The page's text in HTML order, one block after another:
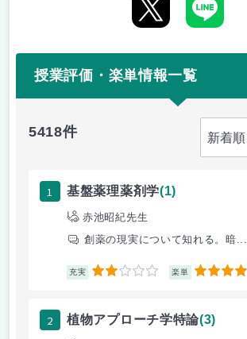
授業評価・楽単情報一覧
5418件
1 基盤薬理薬剤学(1)
赤池昭紀先生
創薬の現実について知れる。暗...
充実 2 楽単 5
2 植物アプローチ学特論(3)